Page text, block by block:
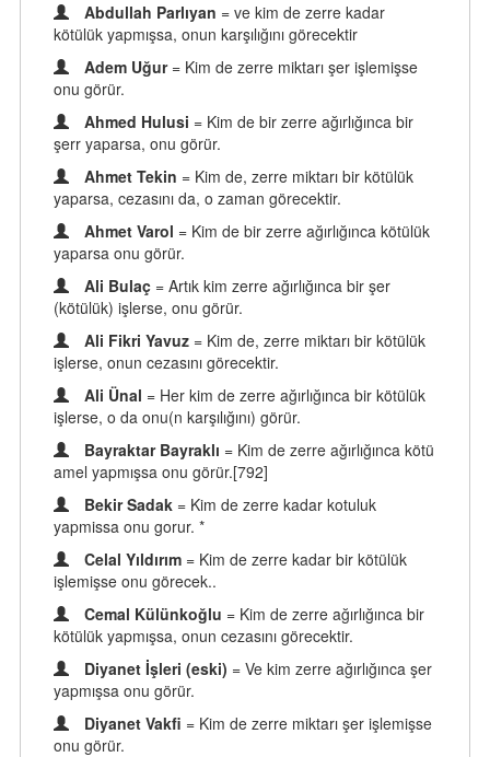
Abdullah Parlıyan = ve kim de zerre kadar
kötülük yapmışsa, onun karşılığını görecektir
Adem Uğur = Kim de zerre miktarı şer işlemişse
onu görür.
Ahmed Hulusi = Kim de bir zerre ağırlığınca bir
şerr yaparsa, onu görür.
Ahmet Tekin = Kim de, zerre miktarı bir kötülük
yaparsa, cezasını da, o zaman görecektir.
Ahmet Varol = Kim de bir zerre ağırlığınca kötülük
yaparsa onu görür.
Ali Bulaç = Artık kim zerre ağırlığınca bir şer
(kötülük) işlerse, onu görür.
Ali Fikri Yavuz = Kim de, zerre miktarı bir kötülük
işlerse, onun cezasını görecektir.
Ali Ünal = Her kim de zerre ağırlığınca bir kötülük
işlerse, o da onu(n karşılığını) görür.
Bayraktar Bayraklı = Kim de zerre ağırlığınca kötü
amel yapmışsa onu görür.[792]
Bekir Sadak = Kim de zerre kadar kotuluk
yapmissa onu gorur. *
Celal Yıldırım = Kim de zerre kadar bir kötülük
işlemişse onu görecek..
Cemal Külünkoğlu = Kim de zerre ağırlığınca bir
kötülük yapmışsa, onun cezasını görecektir.
Diyanet İşleri (eski) = Ve kim zerre ağırlığınca şer
yapmışsa onu görür.
Diyanet Vakfi = Kim de zerre miktarı şer işlemişse
onu görür.